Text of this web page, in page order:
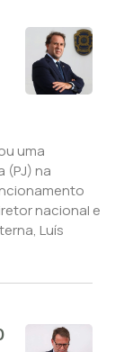
uma
(PJ) na
nacional e
Luís